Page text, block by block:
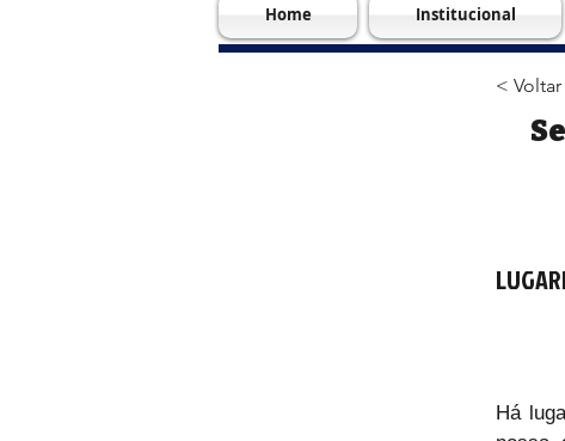
Home Institucional
< Voltar
Há